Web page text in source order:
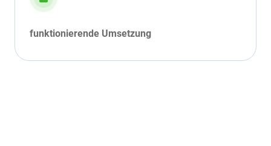
funktionierende Umsetzung